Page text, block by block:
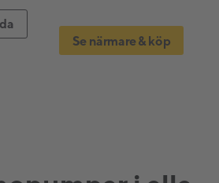
Se närmare & köp